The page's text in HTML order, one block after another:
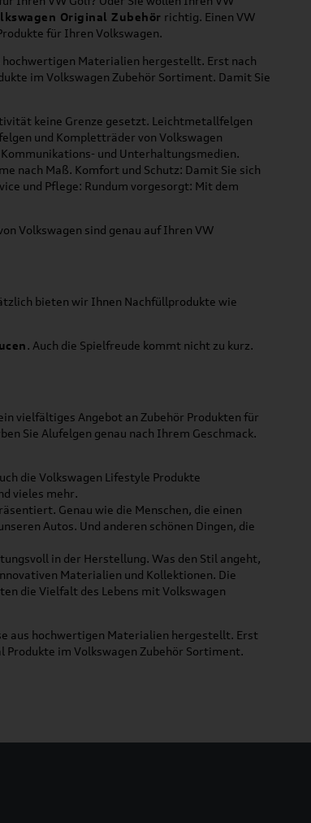
Original Zubehör richtig. Einen VW
für Ihren Volkswagen.
Materialien hergestellt. Erst nach
im Volkswagen Zubehör Sortiment. Damit Sie
keine Grenze gesetzt. Leichtmetallfelgen
und Kompletträder von Volkswagen
und Unterhaltungsmedien.
nach Maß. Komfort und Schutz: Damit Sie sich
und Pflege: Rundum vorgesorgt: Mit dem
Volkswagen sind genau auf Ihren VW
bieten wir Ihnen Nachfüllprodukte wie
. Auch die Spielfreude kommt nicht zu kurz.
vielfältiges Angebot an Zubehör Produkten für
Sie Alufelgen genau nach Ihrem Geschmack.
die Volkswagen Lifestyle Produkte
vieles mehr.
Genau wie die Menschen, die einen
Autos. Und anderen schönen Dingen, die
in der Herstellung. Was den Stil angeht,
Materialien und Kollektionen. Die
die Vielfalt des Lebens mit Volkswagen
aus hochwertigen Materialien hergestellt. Erst
Produkte im Volkswagen Zubehör Sortiment.